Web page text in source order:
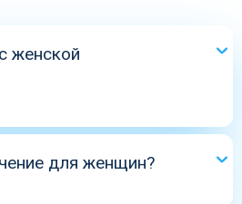
женской
направлений.
для женщин?